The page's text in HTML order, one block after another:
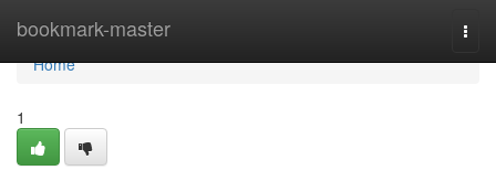
bookmark-master
Home
Home
1